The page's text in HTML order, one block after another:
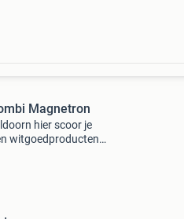
Magnetron
hier scoor je
witgoedproducten